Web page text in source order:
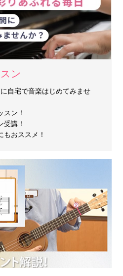
ン
自宅で音楽はじめてみませ
スン！
受講！
もおススメ！